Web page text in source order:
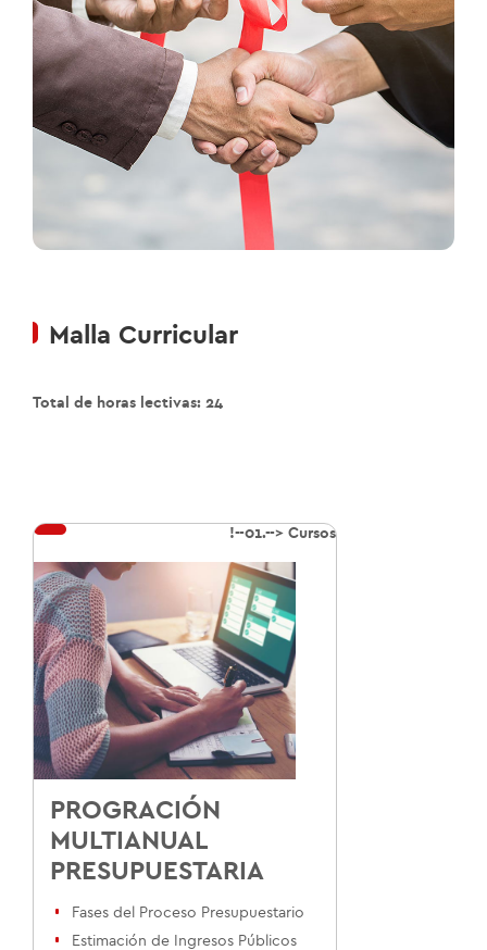
Malla Curricular
Total de horas lectivas: 24
!--01.--> Cursos
PROGRACIÓN
MULTIANUAL
PRESUPUESTARIA
Fases del Proceso Presupuestario
Estimación de Ingresos Públicos